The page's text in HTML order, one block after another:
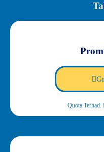
Quota Terhad.